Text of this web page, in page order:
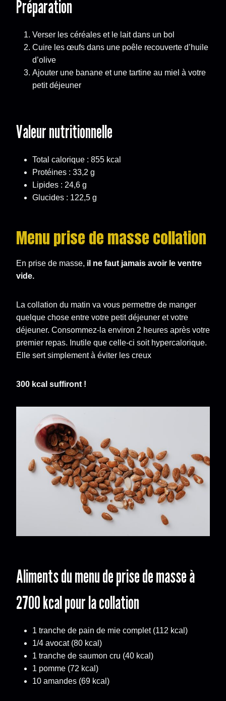
Préparation
Verser les céréales et le lait dans un bol
Cuire les œufs dans une poêle recouverte d’huile
d’olive
Ajouter une banane et une tartine au miel à votre
petit déjeuner
Valeur nutritionnelle
Total calorique : 855 kcal
Protéines : 33,2 g
Lipides : 24,6 g
Glucides : 122,5 g
Menu prise de masse collation
En prise de masse, il ne faut jamais avoir le ventre
vide.
La collation du matin va vous permettre de manger
quelque chose entre votre petit déjeuner et votre
déjeuner. Consommez-la environ 2 heures après votre
premier repas. Inutile que celle-ci soit hypercalorique.
Elle sert simplement à éviter les creux
300 kcal suffiront !
Aliments du menu de prise de masse à
2700 kcal pour la collation
1 tranche de pain de mie complet (112 kcal)
1/4 avocat (80 kcal)
1 tranche de saumon cru (40 kcal)
1 pomme (72 kcal)
10 amandes (69 kcal)